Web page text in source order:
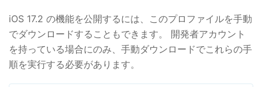
iOS 17.2 の機能を公開するには、このプロファイルを手動
でダウンロードすることもできます。 開発者アカウント
を持っている場合にのみ、手動ダウンロードでこれらの手
順を実行する必要があります。